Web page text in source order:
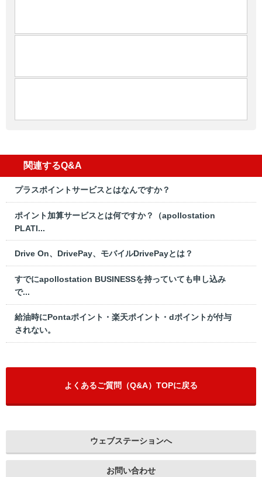
関連するQ&A
プラスポイントサービスとはなんですか？
ポイント加算サービスとは何ですか？（apollostation
PLATI...
Drive On、DrivePay、モバイルDrivePayとは？
すでにapollostation BUSINESSを持っていても申し込み
で...
給油時にPontaポイント・楽天ポイント・dポイントが付与
されない。
よくあるご質問（Q&A）TOPに戻る
ウェブステーションへ
お問い合わせ